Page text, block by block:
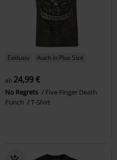
Exklusiv Auch in Plus Size
ab 24,99 €
No Regrets
Five Finger Death
Punch
T-Shirt